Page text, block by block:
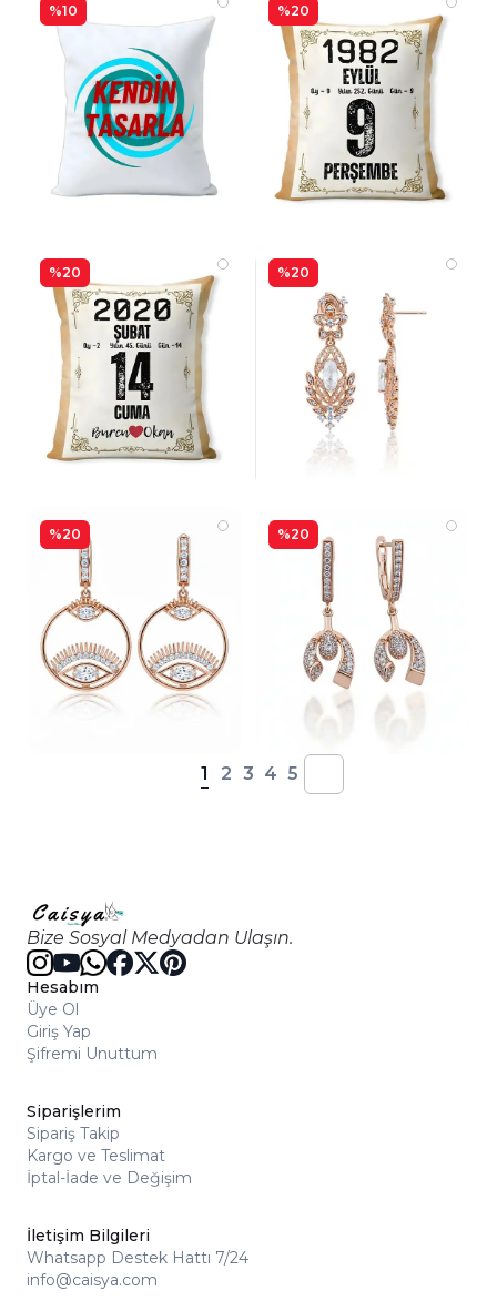
%10 %20
%20 %20
%20 %20
1 2 3 4 5
Bize Sosyal Medyadan Ulaşın.
Hesabım
Üye Ol
Giriş Yap
Şifremi Unuttum
Siparişlerim
Sipariş Takip
Kargo ve Teslimat
İptal-İade ve Değişim
İletişim Bilgileri
Whatsapp Destek Hattı 7/24
info@caisya.com